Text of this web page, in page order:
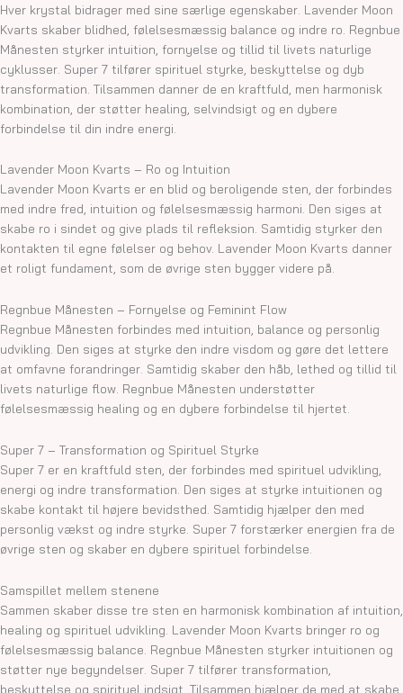
Hver krystal bidrager med sine særlige egenskaber. Lavender Moon
Kvarts skaber blidhed, følelsesmæssig balance og indre ro. Regnbue
Månesten styrker intuition, fornyelse og tillid til livets naturlige
cyklusser. Super 7 tilfører spirituel styrke, beskyttelse og dyb
transformation. Tilsammen danner de en kraftfuld, men harmonisk
kombination, der støtter healing, selvindsigt og en dybere
forbindelse til din indre energi.
Lavender Moon Kvarts – Ro og Intuition
Lavender Moon Kvarts er en blid og beroligende sten, der forbindes
med indre fred, intuition og følelsesmæssig harmoni. Den siges at
skabe ro i sindet og give plads til refleksion. Samtidig styrker den
kontakten til egne følelser og behov. Lavender Moon Kvarts danner
et roligt fundament, som de øvrige sten bygger videre på.
Regnbue Månesten – Fornyelse og Feminint Flow
Regnbue Månesten forbindes med intuition, balance og personlig
udvikling. Den siges at styrke den indre visdom og gøre det lettere
at omfavne forandringer. Samtidig skaber den håb, lethed og tillid til
livets naturlige flow. Regnbue Månesten understøtter
følelsesmæssig healing og en dybere forbindelse til hjertet.
Super 7 – Transformation og Spirituel Styrke
Super 7 er en kraftfuld sten, der forbindes med spirituel udvikling,
energi og indre transformation. Den siges at styrke intuitionen og
skabe kontakt til højere bevidsthed. Samtidig hjælper den med
personlig vækst og indre styrke. Super 7 forstærker energien fra de
øvrige sten og skaber en dybere spirituel forbindelse.
Samspillet mellem stenene
Sammen skaber disse tre sten en harmonisk kombination af intuition,
healing og spirituel udvikling. Lavender Moon Kvarts bringer ro og
følelsesmæssig balance. Regnbue Månesten styrker intuitionen og
støtter nye begyndelser. Super 7 tilfører transformation,
beskyttelse og spirituel indsigt. Tilsammen hjælper de med at skabe